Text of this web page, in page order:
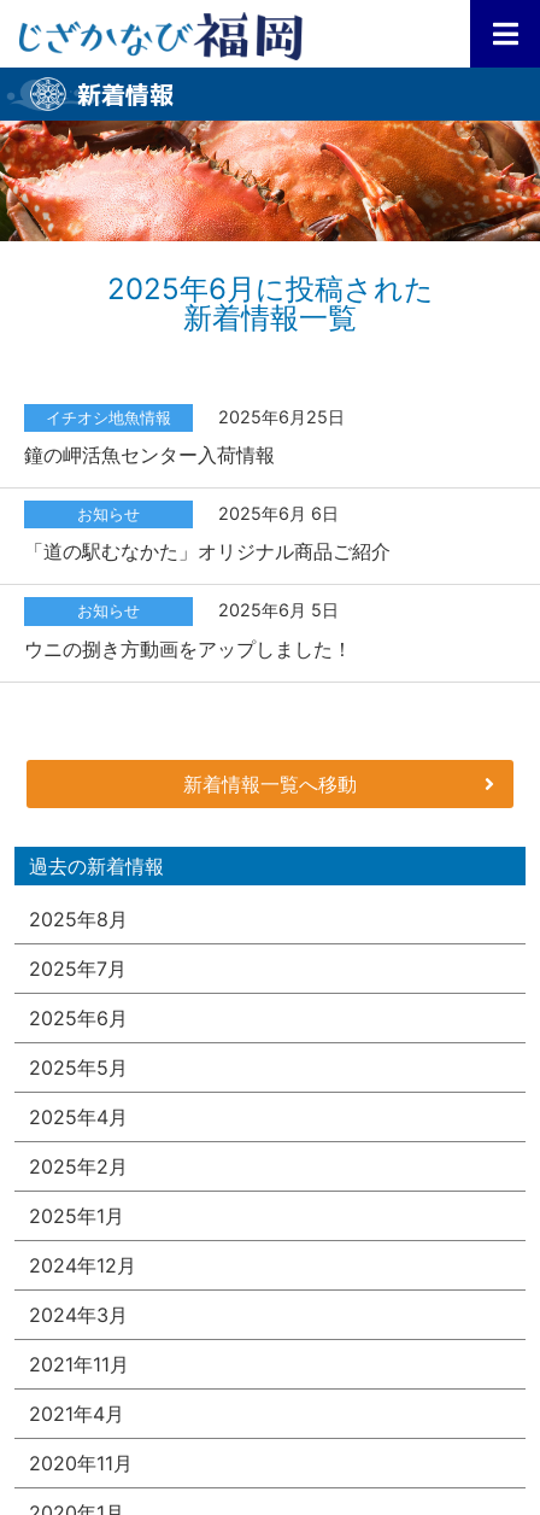
新着情報
2025年6月に投稿された
新着情報一覧
イチオシ地魚情報 2025年6月25日
鐘の岬活魚センター入荷情報
お知らせ 2025年6月 6日
「道の駅むなかた」オリジナル商品ご紹介
お知らせ 2025年6月 5日
ウニの捌き方動画をアップしました！
新着情報一覧へ移動
過去の新着情報
2025年8月
2025年7月
2025年6月
2025年5月
2025年4月
2025年2月
2025年1月
2024年12月
2024年3月
2021年11月
2021年4月
2020年11月